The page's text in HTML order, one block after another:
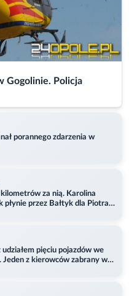
Gogolinie. Policja
porannego zdarzenia w
za nią. Karolina
płynie przez Bałtyk dla Piotra.
udziałem pięciu pojazdów we
Jeden z kierowców zabrany w